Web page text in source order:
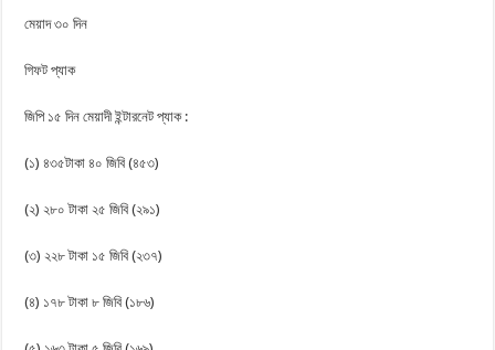
মেয়াদ ৩০ দিন
গিফট প্যাক
জিপি ১৫ দিন মেয়াদী ইন্টারনেট প্যাক :
(১) ৪৩৫টাকা ৪০ জিবি (৪৫৩)
(২) ২৮০ টাকা ২৫ জিবি (২৯১)
(৩) ২২৮ টাকা ১৫ জিবি (২৩৭)
(৪) ১৭৮ টাকা ৮ জিবি (১৮৬)